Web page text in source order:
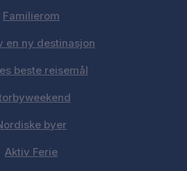
Familierom
en ny destinasjon
beste reisemål
byer
Aktiv Ferie